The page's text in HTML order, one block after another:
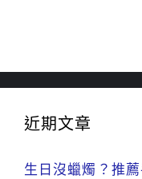
近期文章
生日沒蠟燭？推